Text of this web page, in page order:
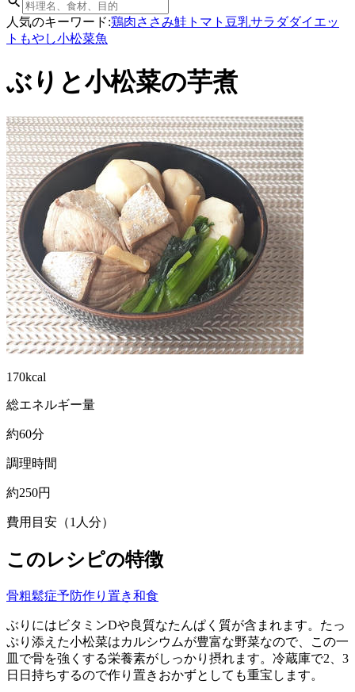
人気のキーワード:鶏肉ささみ鮭 トマト 豆乳サラダダイエッ
ト もやし小松菜魚
ぶりと小松菜の芋煮
170kcal
総エネルギー量
約60分
調理時間
約250円
費用目安（1人分）
このレシピの特徴
骨粗鬆症予防作り置き和食
ぶりにはビタミンDや良質なたんぱく質が含まれます。たっ
ぷり添えた小松菜はカルシウムが豊富な野菜なので、この一
皿で骨を強くする栄養素がしっかり摂れます。冷蔵庫で2、3
日日持ちするので作り置きおかずとしても重宝します。